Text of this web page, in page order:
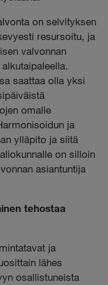
on selvityksen
resursoitu, ja
valvonnan
saattaa olla yksi
omalle
ja
ylläpito ja siitä
on silloin
asiantuntija
tehostaa
ja
lähes
osallistuneista